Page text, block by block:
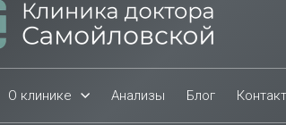
О клинике Анализы Блог